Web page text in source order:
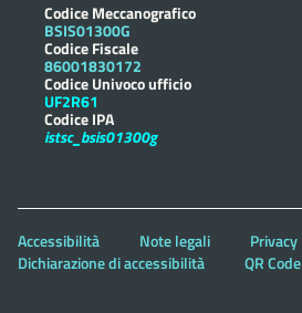
Codice Meccanografico
BSIS01300G
Codice Fiscale
86001830172
Codice Univoco ufficio
UF2R61
Codice IPA
istsc_bsis01300g
Accessibilità Note legali Privacy
Dichiarazione di accessibilità
QR Code